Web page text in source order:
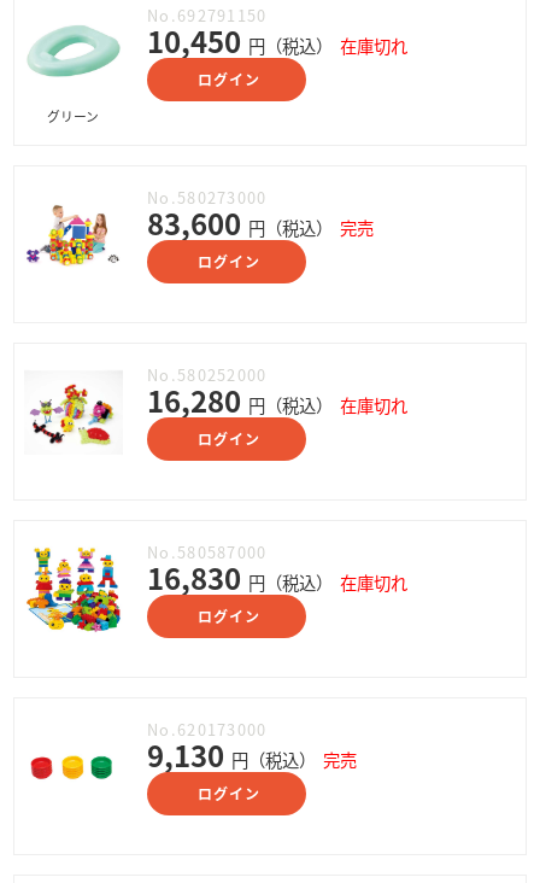
グリーン
No.692791150
10,450 円（税込） 在庫切れ
ログイン
No.580273000
83,600 円（税込） 完売
ログイン
No.580252000
16,280 円（税込） 在庫切れ
ログイン
No.580587000
16,830 円（税込） 在庫切れ
ログイン
No.620173000
9,130 円（税込） 完売
ログイン